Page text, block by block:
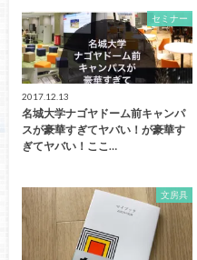
セミナー
2017.12.13
名城大学ナゴヤドーム前キャンパ
スが豪華すぎてヤバい！が豪華す
ぎてヤバい！ここ…
文房具